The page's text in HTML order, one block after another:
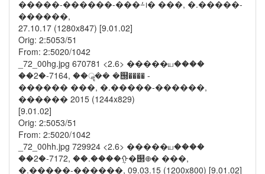
�����-������-���⨩᪨� ���, �.�����-
������,
27.10.17 (1280x847) [9.01.02]
Orig: 2:5053/51
From: 2:5020/1042
_72_00hg.jpg 670781 <2.6> �����ய����
��2�-7164, ��ॣ�� �஭���� -
������ ���, �.�����-������,
������ 2015 (1244x829)
[9.01.02]
Orig: 2:5053/51
From: 2:5020/1042
_72_00hh.jpg 729924 <2.6> �����ய����
��2�-7172, ��.����ᠭ�஢᪠� ���,
�.�����-������, 09.03.15 (1200x800) [9.01.02]